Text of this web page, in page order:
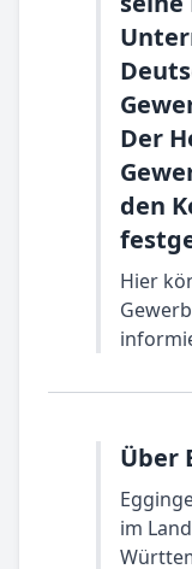
Der
den
Hier
Über
im